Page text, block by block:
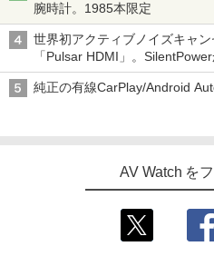
腕時計。1985本限定
世界初アクティブノイズキャ
「Pulsar HDMI」。
純正の有線CarPlay/Android
AV Watch を